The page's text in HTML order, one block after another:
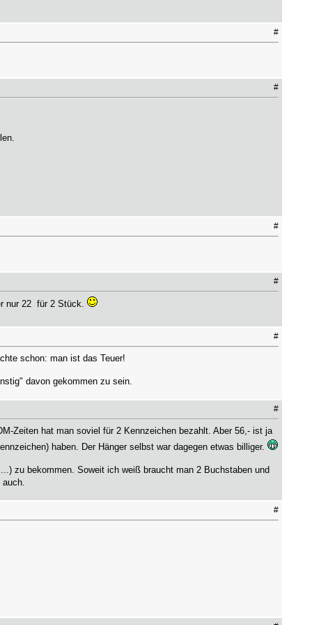
#
#
#
#
22  für 2 Stück.
#
schon: man ist das Teuer!
davon gekommen zu sein.
#
Zeiten hat man soviel für 2 Kennzeichen bezahlt. Aber 56,- ist ja
haben. Der Hänger selbst war dagegen etwas billiger.
zu bekommen. Soweit ich weiß braucht man 2 Buchstaben und
#